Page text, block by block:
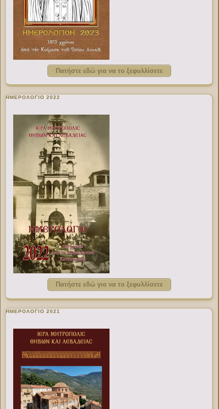
Πατήστε εδώ για να το ξεφυλλίσετε
ΗΜΕΡΟΛΟΓΙΟ 2022
Πατήστε εδώ για να το ξεφυλλίσετε
ΗΜΕΡΟΛΟΓΙΟ 2021